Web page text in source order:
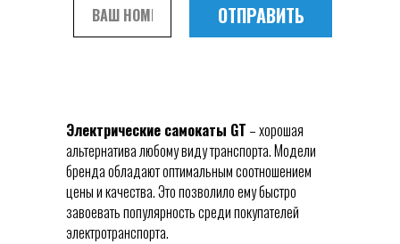
ОТПРАВИТЬ
Электрические самокаты GT – хорошая
альтернатива любому виду транспорта. Модели
бренда обладают оптимальным соотношением
цены и качества. Это позволило ему быстро
завоевать популярность среди покупателей
электротранспорта.